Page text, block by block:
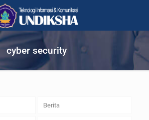
cyber security
Berita